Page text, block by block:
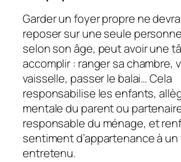
Garder un foyer propre ne
reposer sur une seule
selon son âge, peut avoir une
accomplir : ranger sa chambre,
vaisselle, passer le balai… Cela
responsabilise les enfants,
mentale du parent ou
responsable du ménage, et
sentiment d’appartenance à
entretenu.